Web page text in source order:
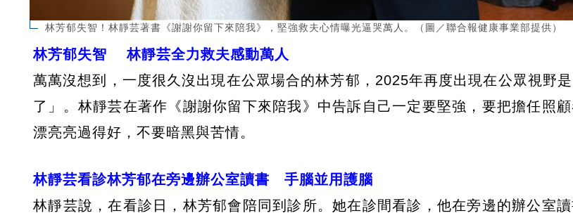
林芳郁失智！林靜芸著書《謝謝你留下來陪我》，堅強救夫心情曝光逼哭萬人。（圖／聯合報健康事業部提供）
林芳郁失智 林靜芸全力救夫感動萬人
萬萬沒想到，一度很久沒出現在公眾場合的林芳郁，2025年再度出現在公眾視野
了」。林靜芸在著作《謝謝你留下來陪我》中告訴自己一定要堅強，要把擔任照
漂亮亮過得好，不要暗黑與苦情。
林靜芸看診林芳郁在旁邊辦公室讀書 手腦並用護腦
林靜芸說，在看診日，林芳郁會陪同到診所。她在診間看診，他在旁邊的辦公室